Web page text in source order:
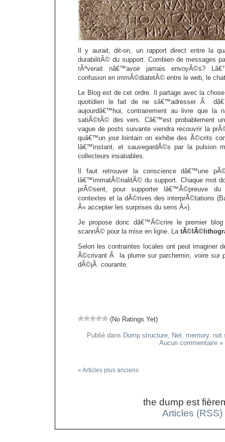
Il y aurait, dit-on, un rapport direct entre la
durabilitÃ© du support. Combien de messages
rÃªverait nâ€™avoir jamais envoyÃ©s?
confusion en immÃ©diatetÃ© entre le web, le
Le Blog est de cet ordre. Il partage avec la
quotidien le fait de ne sâ€™adresser Ã
aujourdâ€™hui, contrairement au livre que la
satiÃ©tÃ© des vers. Câ€™est probablement
vague de posts suivante viendra recouvrir la
quâ€™un jour lointain on exhibe des Ã©crits
lâ€™instant, et sauvegardÃ©s par la pulsion
collecteurs insatiables.
Il faut retrouver la conscience dâ€™une
lâ€™immatÃ©rialitÃ© du support. Chaque mot
prÃ©sent, pour supporter lâ€™Ã©preuve
contextes et la dÃ©rives des interprÃ©tations
Â« accepter les surprises du sens Â»).
Je propose donc dâ€™Ã©crire le premier
scannÃ© pour la mise en ligne. La
Selon les contraintes locales ont peut imaginer
Ã©crivant Ã la plume sur parchemin, voire sur
dÃ©jÃ courante.
(No Ratings Yet)
Publié dans Dump structure, Net, memory, not
Aucun commentaire »
« Articles plus anciens
the dump est
Articles (RSS)